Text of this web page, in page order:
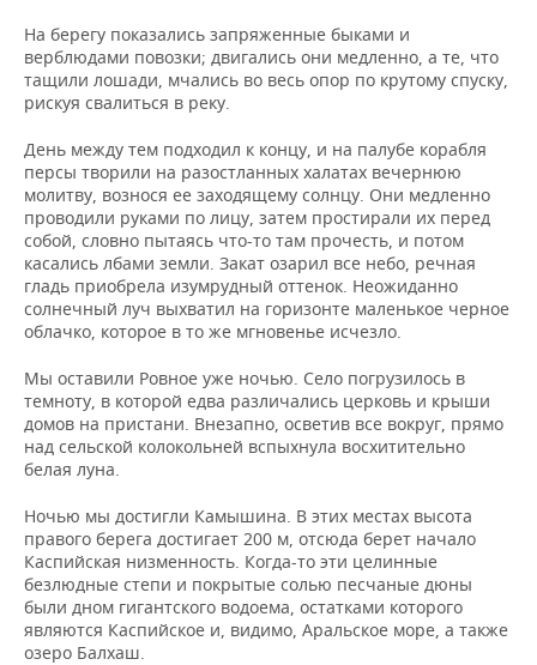
На берегу показались запряженные быками и
верблюдами повозки; двигались они медленно, а те, что
тащили лошади, мчались во весь опор по крутому спуску,
рискуя свалиться в реку.
День между тем подходил к концу, и на палубе корабля
персы творили на разостланных халатах вечернюю
молитву, вознося ее заходящему солнцу. Они медленно
проводили руками по лицу, затем простирали их перед
собой, словно пытаясь что-то там прочесть, и потом
касались лбами земли. Закат озарил все небо, речная
гладь приобрела изумрудный оттенок. Неожиданно
солнечный луч выхватил на горизонте маленькое черное
облачко, которое в то же мгновенье исчезло.
Мы оставили Ровное уже ночью. Село погрузилось в
темноту, в которой едва различались церковь и крыши
домов на пристани. Внезапно, осветив все вокруг, прямо
над сельской колокольней вспыхнула восхитительно
белая луна.
Ночью мы достигли Камышина. В этих местах высота
правого берега достигает 200 м, отсюда берет начало
Каспийская низменность. Когда-то эти целинные
безлюдные степи и покрытые солью песчаные дюны
были дном гигантского водоема, остатками которого
являются Каспийское и, видимо, Аральское море, а также
озеро Балхаш.